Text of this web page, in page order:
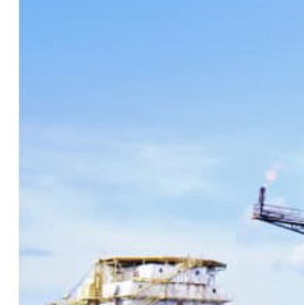
Bupati Asmar Lepas 77 Kontingen
Polres Kepulauan Meranti Gelar
PLN Selat Panjang Minta Maaf, Janji
Warga Kecamatan Merbau dan
FPMP.TB Bersama OPP Teluk